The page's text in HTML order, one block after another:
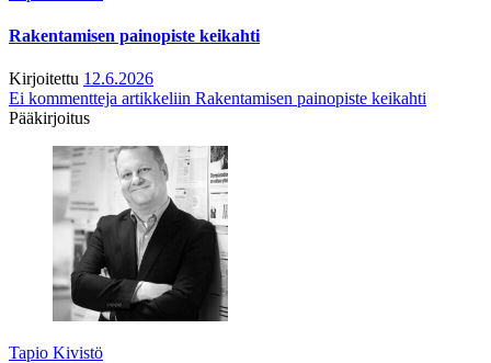
Rakentamisen painopiste keikahti
Kirjoitettu 12.6.2026
Ei kommentteja artikkeliin Rakentamisen painopiste keikahti
Pääkirjoitus
Tapio Kivistö